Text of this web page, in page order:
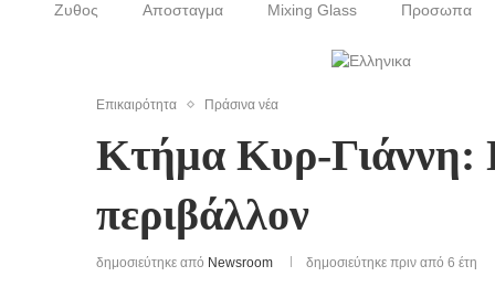
Ζυθος Αποσταγμα Mixing Glass Προσωπα
Επικαιρότητα Πράσινα νέα
Κτήμα Κυρ-Γιάννη:
περιβάλλον
δημοσιεύτηκε από Newsroom δημοσιεύτηκε πριν από 6 έτη